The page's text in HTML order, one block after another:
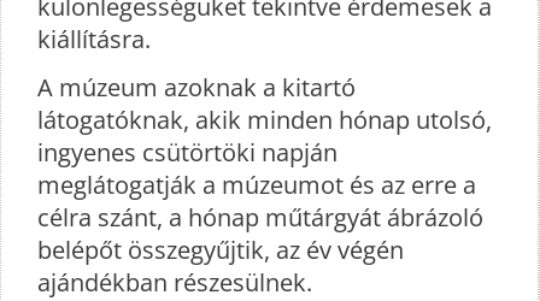
különlegességüket tekintve érdemesek a
kiállításra.
A múzeum azoknak a kitartó
látogatóknak, akik minden hónap utolsó,
ingyenes csütörtöki napján
meglátogatják a múzeumot és az erre a
célra szánt, a hónap műtárgyát ábrázoló
belépőt összegyűjtik, az év végén
ajándékban részesülnek.